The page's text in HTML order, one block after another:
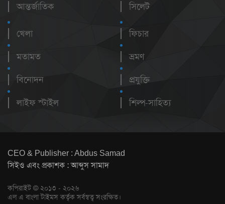
আন্তর্জাতিক
সিলেট
খেলা
মতামত
বিনোদন
লাইফ স্টাইল
ফিচার
ভ্রমণ
প্রযুক্তি
শিল্প-সাহিত্য
CEO & Publisher : Abdus Samad
সিইও এবং প্রকাশক : আব্দুস সামাদ
কপিরাইট © ২০১৩ - ২০২৬
এল এ বাংলা টাইমস কর্তৃক সর্বস্বত্ব সংরক্ষিত।